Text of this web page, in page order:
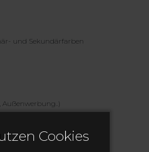
und Sekundärfarben
Außenwerbung..)
Cookies